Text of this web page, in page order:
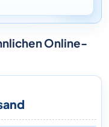
Online-